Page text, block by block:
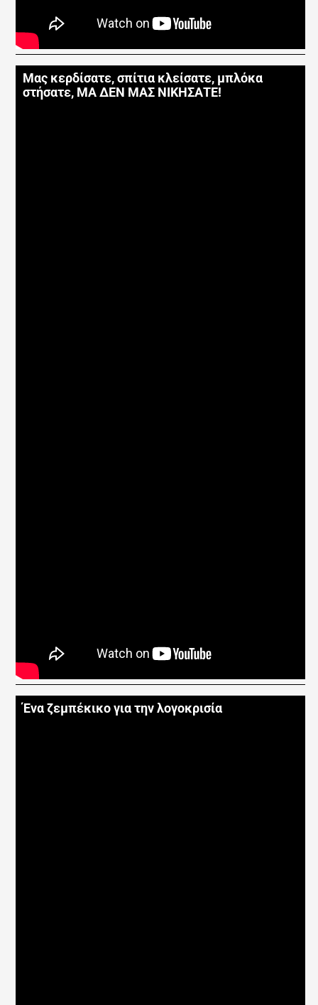
Μας κερδίσατε, σπίτια κλείσατε, μπλόκα
στήσατε, ΜΑ ΔΕΝ ΜΑΣ ΝΙΚΗΣΑΤΕ!
Ένα ζεμπέκικο για την λογοκρισία